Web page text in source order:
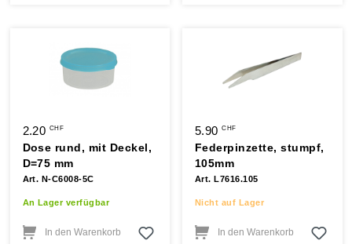
2.20 CHF
Dose rund, mit Deckel,
D=75 mm
Art. N-C6008-5C
An Lager verfügbar
In den Warenkorb
5.90CHF
Federpinzette, stumpf,
105mm
Art. L7616.105
Nicht auf Lager
In den Warenkorb